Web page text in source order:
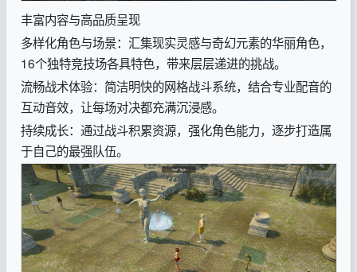
丰富内容与高品质呈现
多样化角色与场景：汇集现实灵感与奇幻元素的华丽角色，
16个独特竞技场各具特色，带来层层递进的挑战。
流畅战术体验：简洁明快的网格战斗系统，结合专业配音的
互动音效，让每场对决都充满沉浸感。
持续成长：通过战斗积累资源，强化角色能力，逐步打造属
于自己的最强队伍。